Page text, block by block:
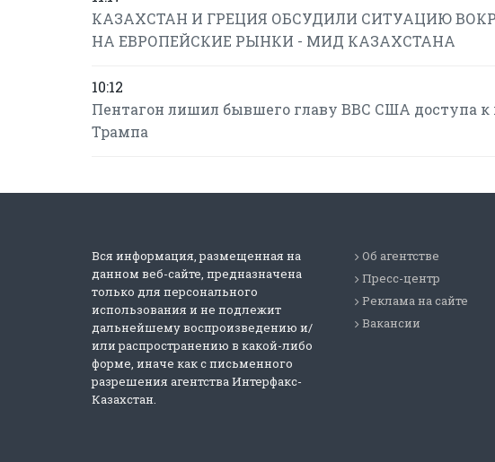
КАЗАХСТАН И ГРЕЦИЯ ОБСУДИЛИ СИТУАЦИЮ
НА ЕВРОПЕЙСКИЕ РЫНКИ - МИД КАЗАХСТАНА
10:12
Пентагон лишил бывшего главу ВВС США доступа к
Трампа
Вся информация, размещенная на
данном веб-сайте, предназначена
только для персонального
использования и не подлежит
дальнейшему воспроизведению и/
или распространению в какой-либо
форме, иначе как с письменного
разрешения агентства Интерфакс-
Казахстан.
Об агентстве
Пресс-центр
Реклама на сайте
Вакансии